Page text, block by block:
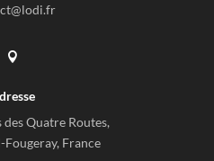

des Quatre Routes,
Fougeray, France